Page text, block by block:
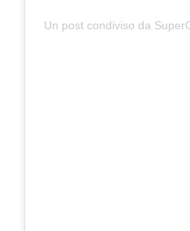
Un post condiviso da